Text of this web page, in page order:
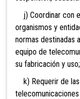
j) Coordinar con
organismos y
normas destinadas
equipo de
su fabricación y uso;
k) Requerir de